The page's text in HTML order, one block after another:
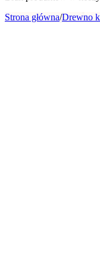
Strona główna/Drewno